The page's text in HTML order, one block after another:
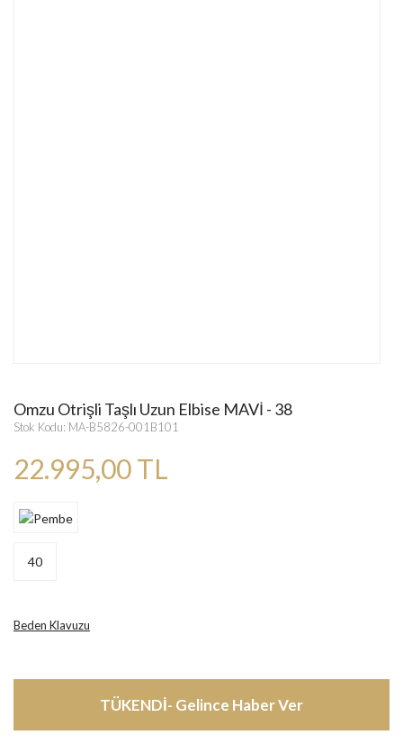
Omzu Otrişli Taşlı Uzun Elbise MAVİ - 38
Stok Kodu: MA-B5826-001B101
22.995,00 TL
40
Beden Klavuzu
TÜKENDİ- Gelince Haber Ver